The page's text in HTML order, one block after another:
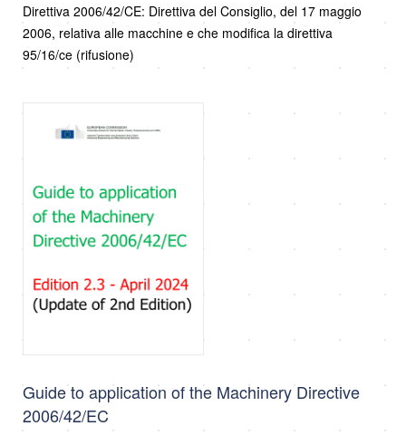
Direttiva 2006/42/CE: Direttiva del Consiglio, del 17 maggio
2006, relativa alle macchine e che modifica la direttiva
95/16/ce (rifusione)
Guide to application of the Machinery Directive
2006/42/EC